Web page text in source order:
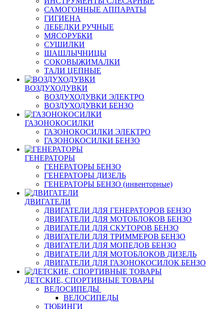
САМОГОННЫЕ АППАРАТЫ
ГИГИЕНА
ЛЕБЕДКИ РУЧНЫЕ
МЯСОРУБКИ
СУШИЛКИ
ШАШЛЫЧНИЦЫ
СОКОВЫЖИМАЛКИ
ТАЛИ ЦЕПНЫЕ
ВОЗДУХОДУВКИ
ВОЗДУХОДУВКИ ЭЛЕКТРО
ВОЗДУХОДУВКИ БЕНЗО
ГАЗОНОКОСИЛКИ
ГАЗОНОКОСИЛКИ ЭЛЕКТРО
ГАЗОНОКОСИЛКИ БЕНЗО
ГЕНЕРАТОРЫ
ГЕНЕРАТОРЫ БЕНЗО
ГЕНЕРАТОРЫ ДИЗЕЛЬ
ГЕНЕРАТОРЫ БЕНЗО (инвенторные)
ДВИГАТЕЛИ
ДВИГАТЕЛИ ДЛЯ ГЕНЕРАТОРОВ БЕНЗО
ДВИГАТЕЛИ ДЛЯ МОТОБЛОКОВ БЕНЗО
ДВИГАТЕЛИ ДЛЯ СКУТОРОВ БЕНЗО
ДВИГАТЕЛИ ДЛЯ ТРИММЕРОВ БЕНЗО
ДВИГАТЕЛИ ДЛЯ МОПЕДОВ БЕНЗО
ДВИГАТЕЛИ ДЛЯ МОТОБЛОКОВ ДИЗЕЛЬ
ДВИГАТЕЛИ ДЛЯ ГАЗОНОКОСИЛОК БЕНЗО
ДЕТСКИЕ, СПОРТИВНЫЕ ТОВАРЫ
ВЕЛОСИПЕДЫ
ВЕЛОСИПЕДЫ
ТЮБИНГИ